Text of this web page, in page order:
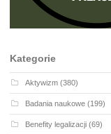
Kategorie
Aktywizm (380)
Badania naukowe (199)
Benefity legalizacji (69)